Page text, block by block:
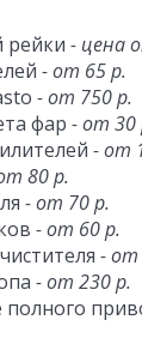
рейки - цена
- от 65 р.
- от 750 р.
фар - от 30
- от
80 р.
- от 70 р.
- от 60 р.
- от
- от 230 р.
полного